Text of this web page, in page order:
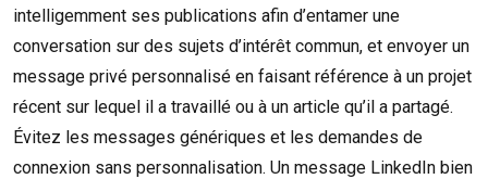
intelligemment ses publications afin d’entamer une
conversation sur des sujets d’intérêt commun, et envoyer un
message privé personnalisé en faisant référence à un projet
récent sur lequel il a travaillé ou à un article qu’il a partagé.
Évitez les messages génériques et les demandes de
connexion sans personnalisation. Un message LinkedIn bien